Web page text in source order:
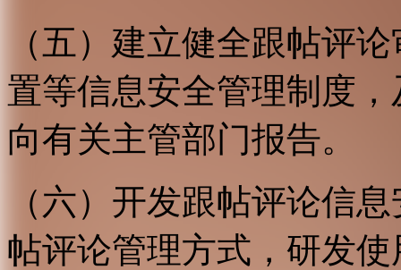
（五）建立健全跟帖评
置等信息安全管理制度
向有关主管部门报告。
（六）开发跟帖评论信
帖评论管理方式，研发